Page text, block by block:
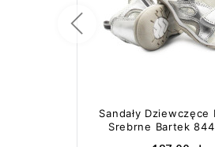
Sandały Dziewczęce
Srebrne Bartek
Poprzedni